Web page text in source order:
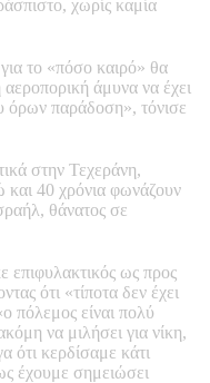
χωρίς καμία
το «πόσο καιρό» θα
άμυνα να έχει
όρων παράδοση», τόνισε
στην Τεχεράνη,
και 40 χρόνια φωνάζουν
θάνατος σε
επιφυλακτικός ως προς
ότι «τίποτα δεν έχει
πόλεμος είναι πολύ
να μιλήσει για νίκη,
ότι κερδίσαμε κάτι
έχουμε σημειώσει